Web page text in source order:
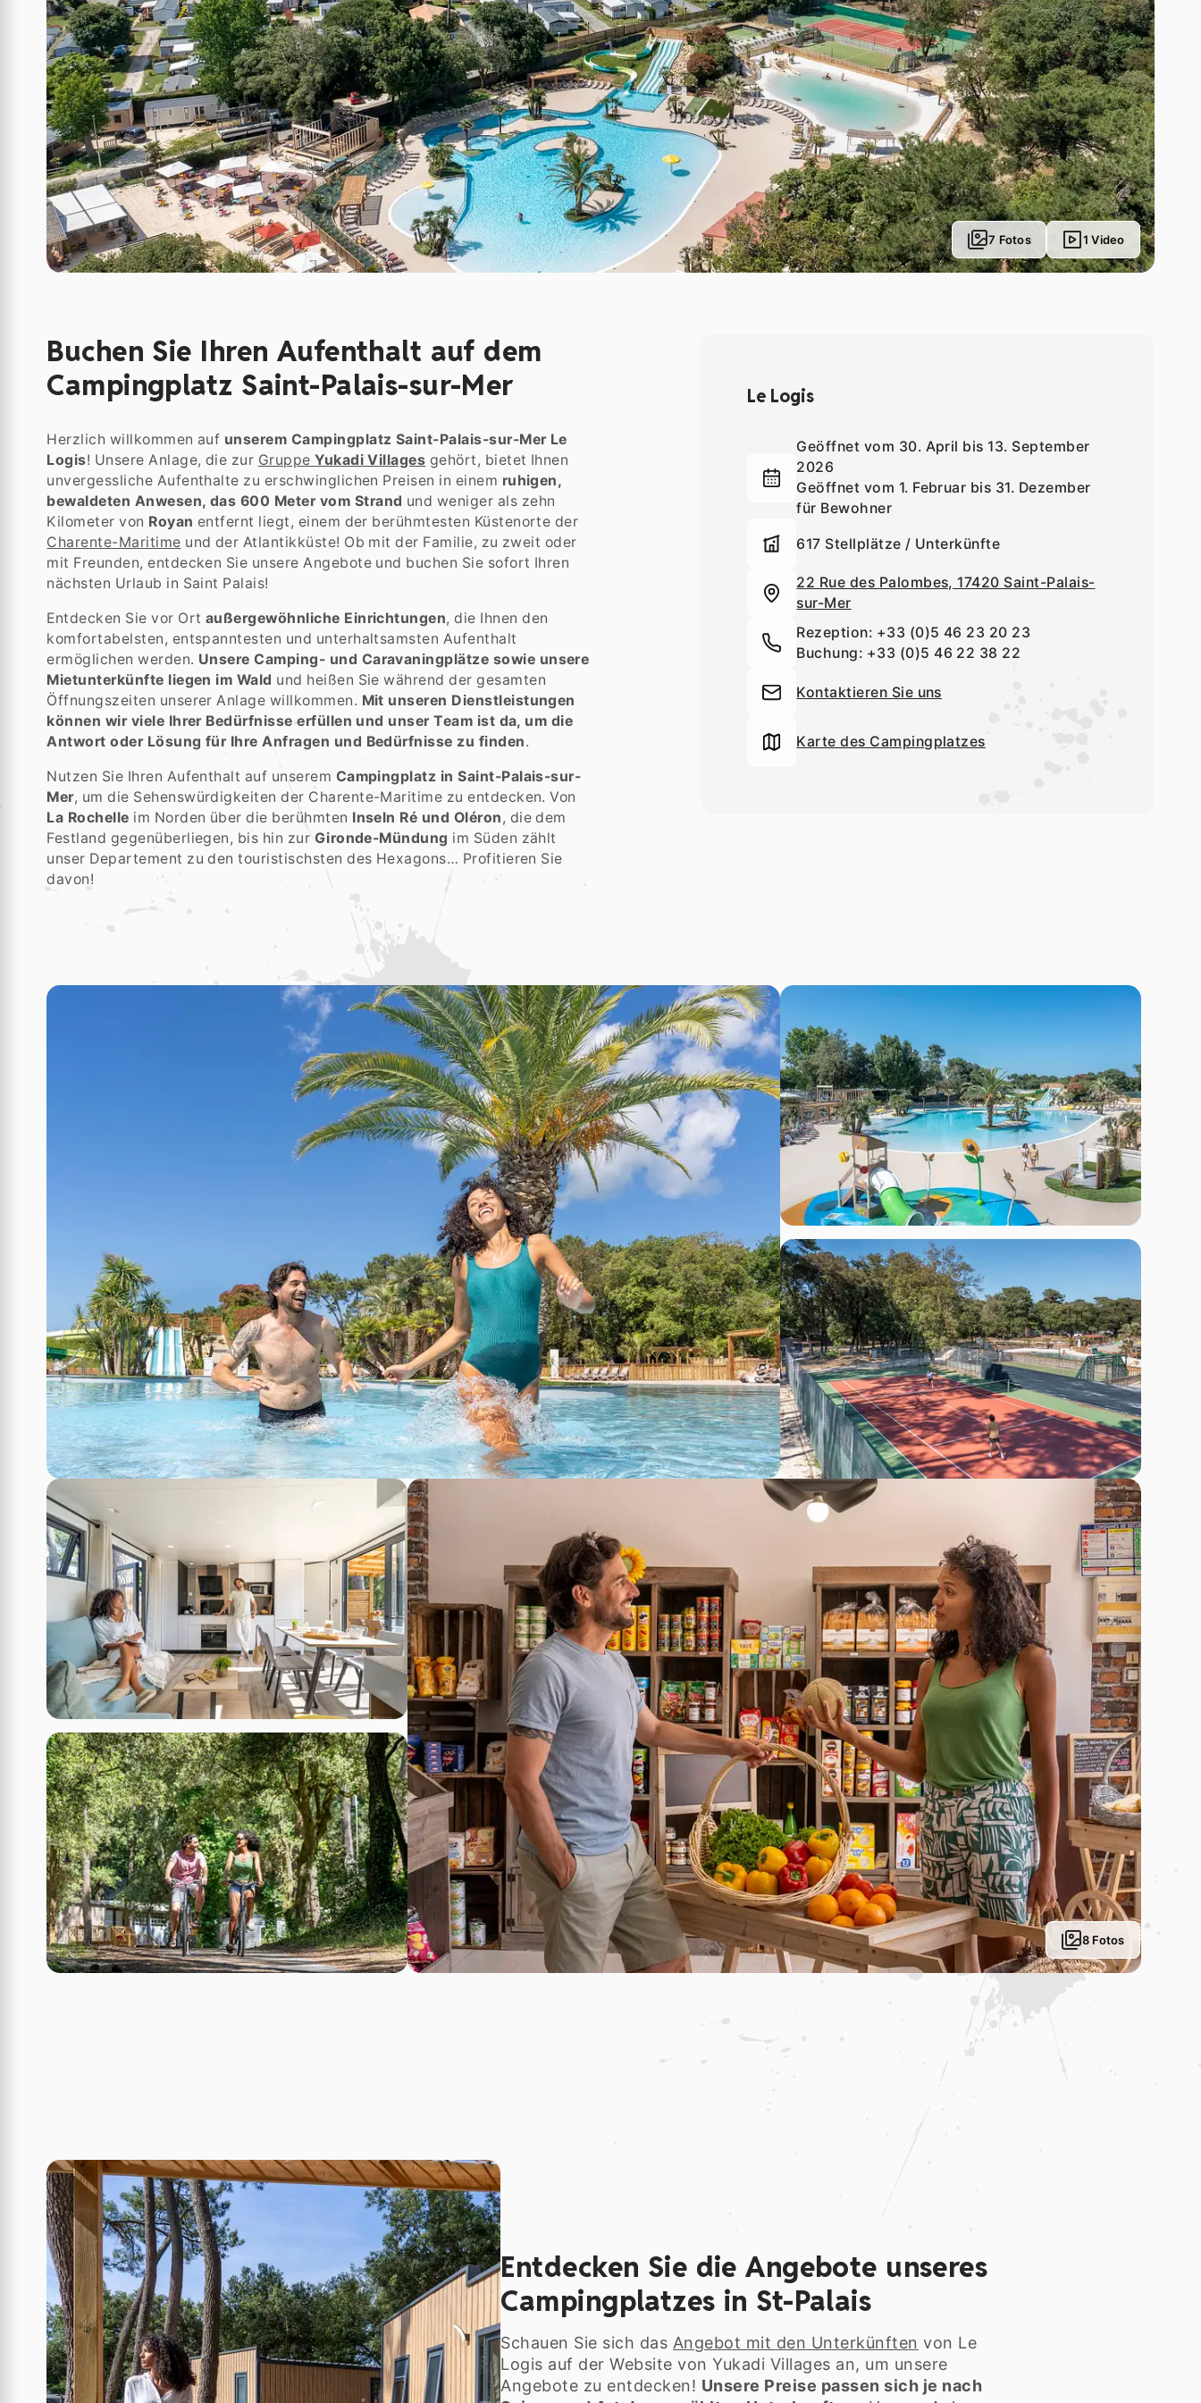
7 Fotos 1 Video
Buchen Sie Ihren Aufenthalt auf dem
Campingplatz Saint-Palais-sur-Mer
Herzlich willkommen auf unserem Campingplatz Saint-Palais-sur-Mer Le
Logis! Unsere Anlage, die zur GruppeYukadi Villages gehört, bietet Ihnen
unvergessliche Aufenthalte zu erschwinglichen Preisen in einem ruhigen,
bewaldeten Anwesen, das 600 Meter vom Strand und weniger als zehn
Kilometer von Royan entfernt liegt, einem der berühmtesten Küstenorte der
Charente-Maritime und der Atlantikküste! Ob mit der Familie, zu zweit oder
mit Freunden, entdecken Sie unsere Angebote und buchen Sie sofort Ihren
nächsten Urlaub in Saint Palais!
Entdecken Sie vor Ort außergewöhnliche Einrichtungen, die Ihnen den
komfortabelsten, entspanntesten und unterhaltsamsten Aufenthalt
ermöglichen werden. Unsere Camping- und Caravaningplätze sowie unsere
Mietunterkünfte liegen im Wald und heißen Sie während der gesamten
Öffnungszeiten unserer Anlage willkommen. Mit unseren Dienstleistungen
können wir viele Ihrer Bedürfnisse erfüllen und unser Team ist da, um die
Antwort oder Lösung für Ihre Anfragen und Bedürfnisse zu finden.
Nutzen Sie Ihren Aufenthalt auf unserem Campingplatz in Saint-Palais-sur-
Mer, um die Sehenswürdigkeiten der Charente-Maritime zu entdecken. Von
La Rochelle im Norden über die berühmten Inseln Ré und Oléron, die dem
Festland gegenüberliegen, bis hin zur Gironde-Mündung im Süden zählt
unser Departement zu den touristischsten des Hexagons… Profitieren Sie
davon!
Le Logis
Geöffnet vom 30. April bis 13. September
2026
Geöffnet vom 1. Februar bis 31. Dezember
für Bewohner
617 Stellplätze / Unterkünfte
22 Rue des Palombes, 17420 Saint-Palais-
sur-Mer
Rezeption: +33 (0)5 46 23 20 23
Buchung: +33 (0)5 46 22 38 22
Kontaktieren Sie uns
Karte des Campingplatzes
8 Fotos
Entdecken Sie die Angebote unseres
Campingplatzes in St-Palais
Schauen Sie sich das Angebot mit den Unterkünften von Le
Logis auf der Website von Yukadi Villages an, um unsere
Angebote zu entdecken! Unsere Preise passen sich je nach